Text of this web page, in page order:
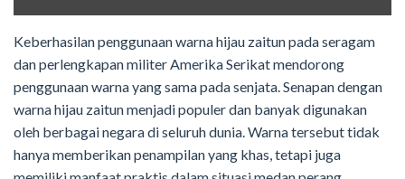
Keberhasilan penggunaan warna hijau zaitun pada seragam
dan perlengkapan militer Amerika Serikat mendorong
penggunaan warna yang sama pada senjata. Senapan dengan
warna hijau zaitun menjadi populer dan banyak digunakan
oleh berbagai negara di seluruh dunia. Warna tersebut tidak
hanya memberikan penampilan yang khas, tetapi juga